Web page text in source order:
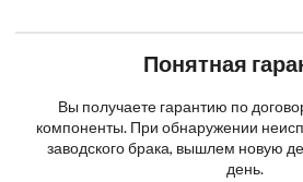
Понятная
Вы получаете гарантию по
компоненты. При обнаружении
заводского брака, вышлем новую
день.